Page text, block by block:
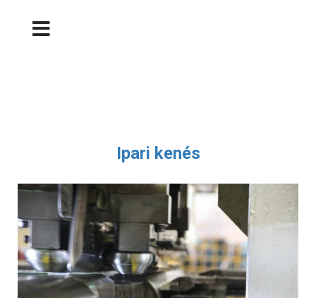
Ipari kenés